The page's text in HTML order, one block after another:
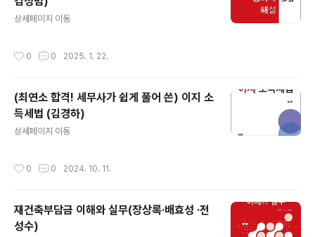
상세페이지 이동
0 0 2025. 1. 22.
(최연소 합격! 세무사가 쉽게 풀어 쓴) 이지 소
득세법 (김경하)
상세페이지 이동
0 0 2024. 10. 11.
재건축부담금 이해와 실무(장상록·배효성 ·전
성수)